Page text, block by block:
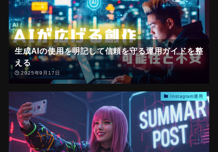
生成AIの使用を明記して信頼を守る運用ガイドを整
える
2025年9月17日
Instagram運用